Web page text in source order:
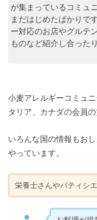
が集まっているコミュ
まだはじめたばかりで
ー対応のお店やグルテ
ものなど紹介し合った
小麦アレルギーコミュ
タリア、カナダの会員の
いろんな国の情報もお
やっています。
栄養士さんやパティシ